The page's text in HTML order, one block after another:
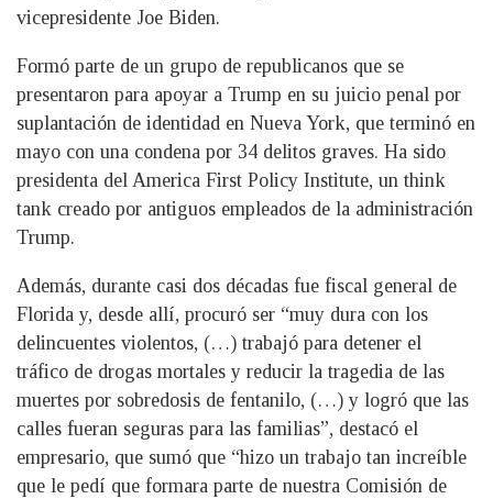
vicepresidente Joe Biden.
Formó parte de un grupo de republicanos que se
presentaron para apoyar a Trump en su juicio penal por
suplantación de identidad en Nueva York, que terminó en
mayo con una condena por 34 delitos graves. Ha sido
presidenta del America First Policy Institute, un think
tank creado por antiguos empleados de la administración
Trump.
Además, durante casi dos décadas fue fiscal general de
Florida y, desde allí, procuró ser “muy dura con los
delincuentes violentos, (…) trabajó para detener el
tráfico de drogas mortales y reducir la tragedia de las
muertes por sobredosis de fentanilo, (…) y logró que las
calles fueran seguras para las familias”, destacó el
empresario, que sumó que “hizo un trabajo tan increíble
que le pedí que formara parte de nuestra Comisión de